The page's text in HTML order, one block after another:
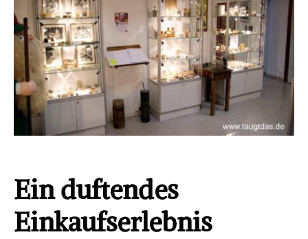
Ein duftendes
Einkaufserlebnis